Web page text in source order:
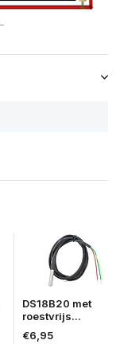
DS18B20 met
roestvrijs...
€6,95